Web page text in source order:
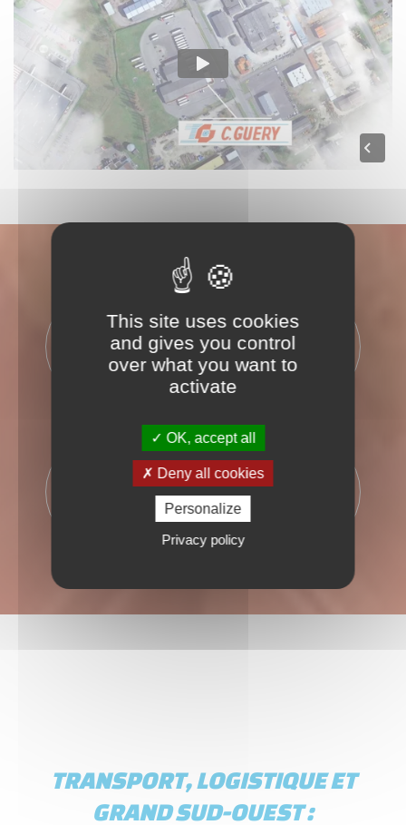
55
MOTEURS
7900
KILOMÉTRES
TRANSPORT, LOGISTIQUE ET
GRAND SUD-OUEST :
This site uses cookies
and gives you control
over what you want to
activate
OK, accept all
Deny all cookies
Personalize
Privacy policy